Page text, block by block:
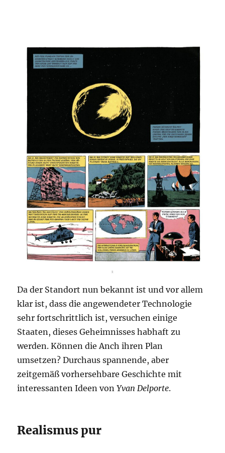
Da der Standort nun bekannt ist und vor allem
klar ist, dass die angewendeter Technologie
sehr fortschrittlich ist, versuchen einige
Staaten, dieses Geheimnisses habhaft zu
werden. Können die Anch ihren Plan
umsetzen? Durchaus spannende, aber
zeitgemäß vorhersehbare Geschichte mit
interessanten Ideen vonYvan Delporte.
Realismus pur